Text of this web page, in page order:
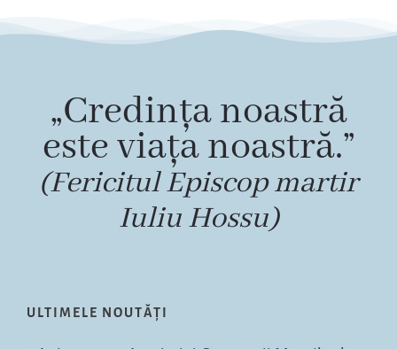
„Credința noastră
este viața noastră.”
(Fericitul Episcop martir
Iuliu Hossu)
ULTIMELE NOUTĂȚI